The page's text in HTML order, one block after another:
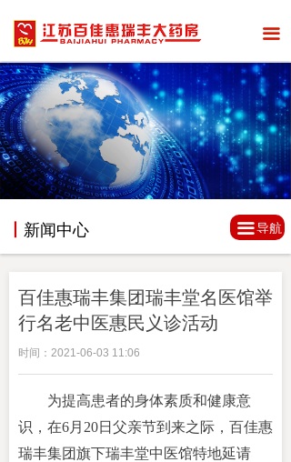
끀
新闻中心 끀导航
百佳惠瑞丰集团瑞丰堂名医馆举
行名老中医惠民义诊活动
时间： 2021-06-03 11:06
为提高患者的身体素质和健康意
识， 在6月20日父亲节到来之际 ， 百佳惠
瑞丰集团旗下瑞丰堂中医馆特地延请